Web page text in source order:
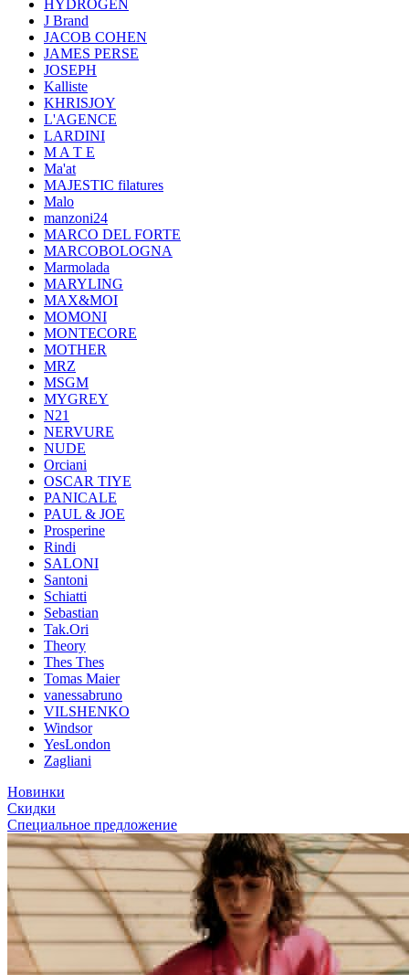
HYDROGEN
J Brand
JACOB COHEN
JAMES PERSE
JOSEPH
Kalliste
KHRISJOY
L'AGENCE
LARDINI
M A T E
Ma'at
MAJESTIC filatures
Malo
manzoni24
MARCO DEL FORTE
MARCOBOLOGNA
Marmolada
MARYLING
MAX&MOI
MOMONI
MONTECORE
MOTHER
MRZ
MSGM
MYGREY
N21
NERVURE
NUDE
Orciani
OSCAR TIYE
PANICALE
PAUL & JOE
Prosperine
Rindi
SALONI
Santoni
Schiatti
Sebastian
Tak.Ori
Theory
Thes Thes
Tomas Maier
vanessabruno
VILSHENKO
Windsor
YesLondon
Zagliani
Новинки
Скидки
Специальное предложение